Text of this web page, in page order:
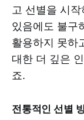
고 선별을 시
있음에도 불구
활용하지 못하
대한 더 깊은
죠.
전통적인 선별